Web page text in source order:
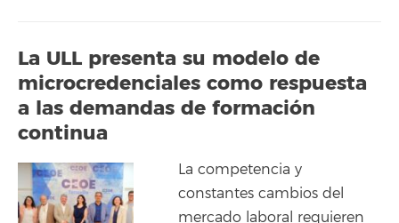
La ULL presenta su modelo de
microcredenciales como respuesta
a las demandas de formación
continua
La competencia y
constantes cambios del
mercado laboral requieren